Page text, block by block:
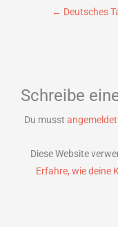
← Deutsches
Schreibe
Du musst angemeldet
Diese Website
Erfahre, wie deine